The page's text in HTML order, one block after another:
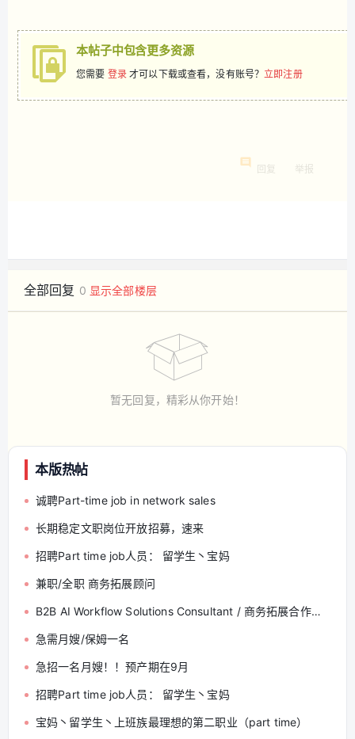
本帖子中包含更多资源
您需要 登录才可以下载或查看，没有账号？立即注册
回复 举报
全部回复 0 显示全部楼层
暂无回复，精彩从你开始！
本版热帖
诚聘Part-time job in network sales
长期稳定文职岗位开放招募，速来
招聘Part time job人员： 留学生丶宝妈
兼职/全职 商务拓展顾问
B2B AI Workflow Solutions Consultant / 商务拓展合作顾问
急需月嫂/保姆一名
急招一名月嫂！！预产期在9月
招聘Part time job人员： 留学生丶宝妈
宝妈丶留学生丶上班族最理想的第二职业（part time）